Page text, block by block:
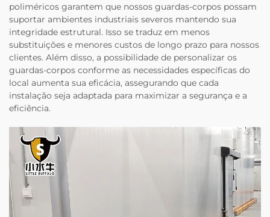
poliméricos garantem que nossos guardas-corpos possam
suportar ambientes industriais severos mantendo sua
integridade estrutural. Isso se traduz em menos
substituições e menores custos de longo prazo para nossos
clientes. Além disso, a possibilidade de personalizar os
guardas-corpos conforme as necessidades específicas do
local aumenta sua eficácia, assegurando que cada
instalação seja adaptada para maximizar a segurança e a
eficiência.